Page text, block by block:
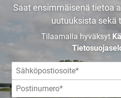
Saat ensimmäisenä tietoa
uutuuksista sekä
Tilaamalla hyväksyt